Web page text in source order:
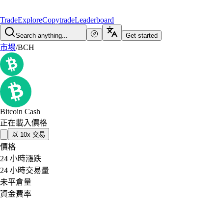
TradeExploreCopytradeLeaderboard
Search anything... Get started
市場/BCH
Bitcoin Cash
正在載入價格
以 10x 交易
價格
24 小時漲跌
24 小時交易量
未平倉量
資金費率